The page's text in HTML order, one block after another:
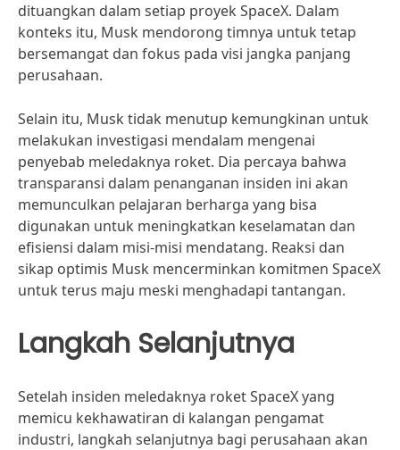
dituangkan dalam setiap proyek SpaceX. Dalam
konteks itu, Musk mendorong timnya untuk tetap
bersemangat dan fokus pada visi jangka panjang
perusahaan.
Selain itu, Musk tidak menutup kemungkinan untuk
melakukan investigasi mendalam mengenai
penyebab meledaknya roket. Dia percaya bahwa
transparansi dalam penanganan insiden ini akan
memunculkan pelajaran berharga yang bisa
digunakan untuk meningkatkan keselamatan dan
efisiensi dalam misi-misi mendatang. Reaksi dan
sikap optimis Musk mencerminkan komitmen SpaceX
untuk terus maju meski menghadapi tantangan.
Langkah Selanjutnya
Setelah insiden meledaknya roket SpaceX yang
memicu kekhawatiran di kalangan pengamat
industri, langkah selanjutnya bagi perusahaan akan